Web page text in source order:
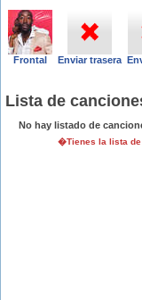
Frontal Enviar trasera
Lista de
No hay listado de
�Tienes la lista